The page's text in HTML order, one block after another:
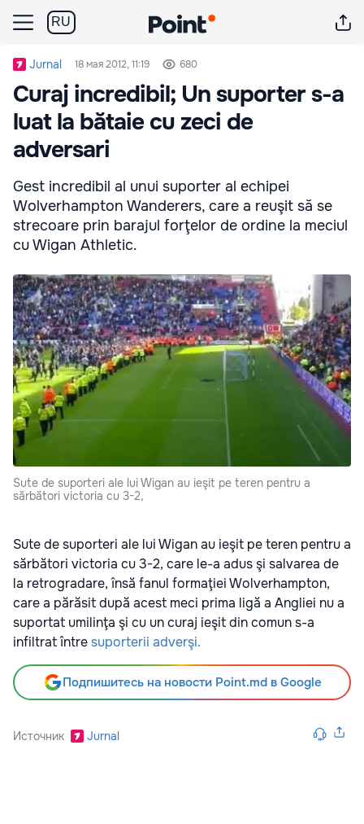
RU
Jurnal 18 мая 2012, 11:19 680
Curaj incredibil; Un suporter s-a
luat la bătaie cu zeci de
adversari
Gest incredibil al unui suporter al echipei
Wolverhampton Wanderers, care a reuşit să se
strecoare prin barajul forţelor de ordine la meciul
cu Wigan Athletic.
Sute de suporteri ale lui Wigan au ieşit pe teren pentru a
sărbători victoria cu 3-2,
Sute de suporteri ale lui Wigan au ieşit pe teren pentru a
sărbători victoria cu 3-2, care le-a adus şi salvarea de
la retrogradare, însă fanul formaţiei Wolverhampton,
care a părăsit după acest meci prima ligă a Angliei nu a
suportat umilinţa şi cu un curaj ieşit din comun s-a
infiltrat întresuporterii adverşi.
Подпишитесь на новости Point.md в Google
Источник Jurnal